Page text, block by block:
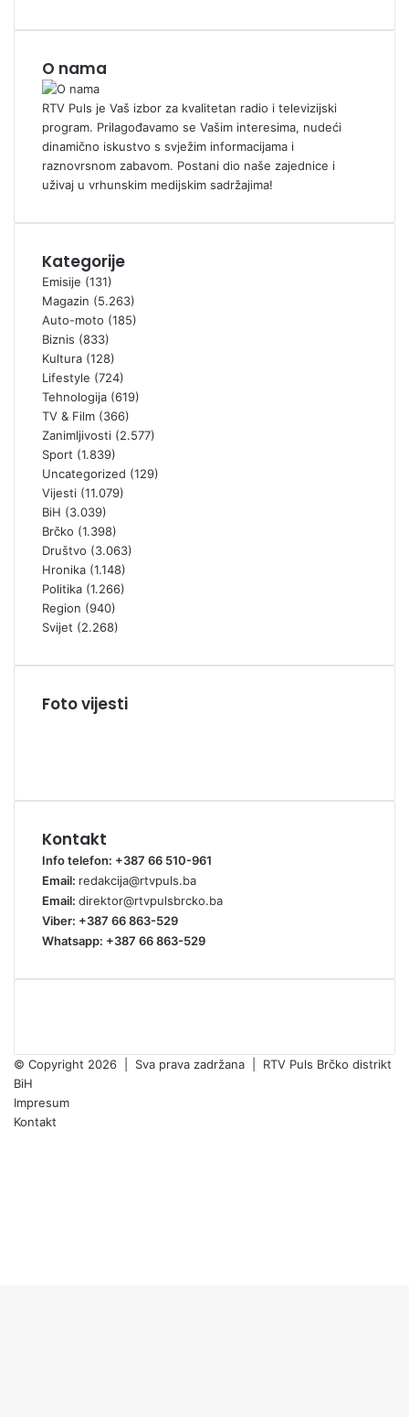
O nama
RTV Puls je Vaš izbor za kvalitetan radio i televizijski
program. Prilagođavamo se Vašim interesima, nudeći
dinamično iskustvo s svježim informacijama i
raznovrsnom zabavom. Postani dio naše zajednice i
uživaj u vrhunskim medijskim sadržajima!
Kategorije
Emisije (131)
Magazin (5.263)
Auto-moto (185)
Biznis (833)
Kultura (128)
Lifestyle (724)
Tehnologija (619)
TV & Film (366)
Zanimljivosti (2.577)
Sport (1.839)
Uncategorized (129)
Vijesti (11.079)
BiH (3.039)
Brčko (1.398)
Društvo (3.063)
Hronika (1.148)
Politika (1.266)
Region (940)
Svijet (2.268)
Foto vijesti
Kontakt
Info telefon: +387 66 510-961
Email: redakcija@rtvpuls.ba
Email: direktor@rtvpulsbrcko.ba
Viber: +387 66 863-529
Whatsapp: +387 66 863-529
© Copyright 2026 | Sva prava zadržana | RTV Puls Brčko distrikt
BiH
Impresum
Kontakt